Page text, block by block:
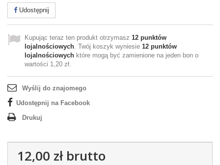
Udostępnij
Kupując teraz ten produkt otrzymasz 12 punktów
lojalnościowych. Twój koszyk wyniesie 12 punktów
lojalnościowych które mogą być zamienione na jeden bon o
wartości 1,20 zł.
Wyślij do znajomego
Udostępnij na Facebook
Drukuj
12,00 złbrutto